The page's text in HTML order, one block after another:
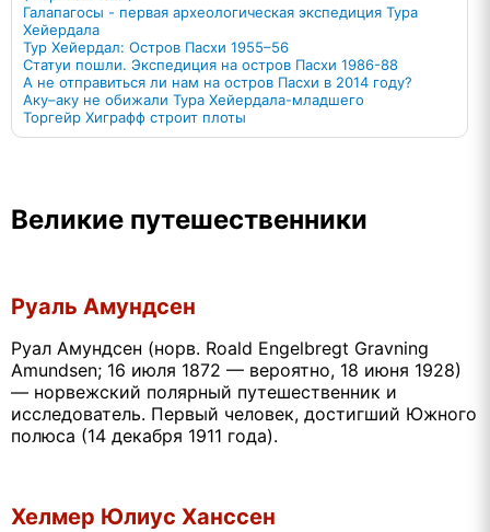
Галапагосы - первая археологическая экспедиция Тура
Хейердала
Тур Хейердал: Остров Пасхи 1955–56
Статуи пошли. Экспедиция на остров Пасхи 1986-88
А не отправиться ли нам на остров Пасхи в 2014 году?
Аку–аку не обижали Тура Хейердала-младшего
Торгейр Хиграфф строит плоты
Великие путешественники
Руаль Амундсен
Руал Амундсен (норв. Roald Engelbregt Gravning
Amundsen; 16 июля 1872 — вероятно, 18 июня 1928)
— норвежский полярный путешественник и
исследователь. Первый человек, достигший Южного
полюса (14 декабря 1911 года).
Хелмер Юлиус Ханссен